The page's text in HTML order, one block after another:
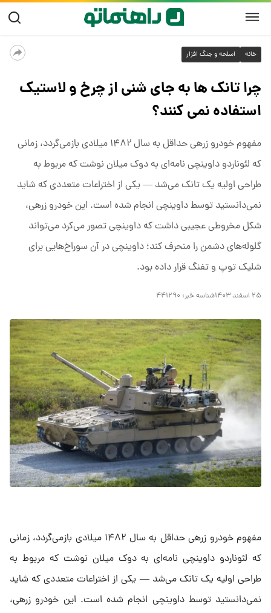
خانه اسلحه و جنگ افزار
چرا تانک ها به جای شنی از چرخ و لاستیک
استفاده نمی کنند؟
مفهوم خودرو زرهی حداقل به سال ۱۴۸۲ میلادی بازمی‌گردد، زمانی
که لئوناردو داوینچی نامه‌ای به دوک میلان نوشت که مربوط به
طراحی اولیه یک تانک می‌شد — یکی از اختراعات متعددی که شاید
نمی‌دانستید توسط داوینچی انجام شده است. این خودرو زرهی،
شکل مخروطی عجیبی داشت که داوینچی تصور می‌کرد می‌تواند
گلوله‌های دشمن را منحرف کند؛ داوینچی در آن سوراخ‌هایی برای
شلیک توپ و تفنگ‌ قرار داده بود.
۲۵ اسفند ۱۴۰۳ شناسه خبر: ۴۴۱۲۹۰
مفهوم خودرو زرهی حداقل به سال ۱۴۸۲ میلادی بازمی‌گردد، زمانی
که لئوناردو داوینچی نامه‌ای به دوک میلان نوشت که مربوط به
طراحی اولیه یک تانک می‌شد — یکی از اختراعات متعددی که شاید
نمی‌دانستید توسط داوینچی انجام شده است. این خودرو زرهی،